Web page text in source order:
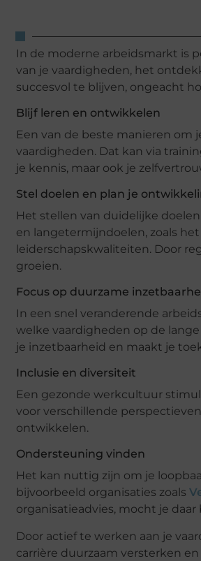
In de moderne arbeidsmarkt is
van je vaardigheden, het
succesvol te blijven, ongeacht
Blijf leren en ontwikkelen
Een van de beste manieren om
vaardigheden. Dat kan via
je kennis, maar ook je
Stel doelen en plan je
Het stellen van duidelijke
en langetermijndoelen, zoals
leiderschapskwaliteiten. Door
groeien.
Focus op duurzame
In een snel veranderende
welke vaardigheden op de
je inzetbaarheid en maakt je
Inclusie en diversiteit
Een gezonde werkcultuur
voor verschillende
ontwikkelen.
Ondersteuning vinden
Het kan nuttig zijn om je
bijvoorbeeld organisaties zoals
organisatieadvies, mocht je
Door actief te werken aan je
carrière duurzaam versterken